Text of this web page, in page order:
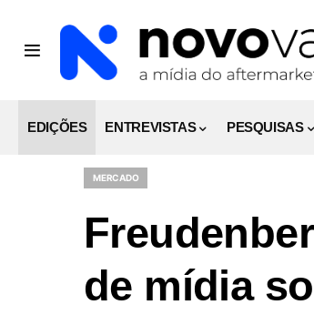
EDIÇÕES ENTREVISTAS PESQUISAS
MERCADO
de mídia